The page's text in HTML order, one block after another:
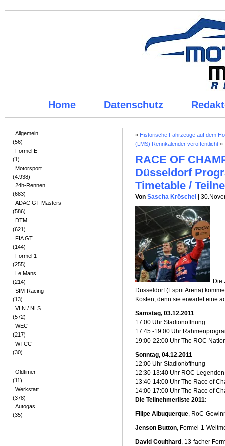
Home Datenschutz
Allgemein
(56)
Formel E
(1)
Motorsport
(4.938)
24h-Rennen
(683)
ADAC GT Masters
(586)
DTM
(621)
FIA GT
(144)
Formel 1
(255)
Le Mans
(214)
SIM-Racing
(13)
VLN / NLS
(572)
WEC
(217)
WTCC
(30)
Oldtimer
(11)
Werkstatt
(378)
Autogas
(35)
« Historische Fahrzeuge auf dem
(LMS) Rennkalender veröffentlicht »
RACE OF
Düsseldorf
Timetable /
Von Sascha Kröschel |
Die
Düsseldorf (Esprit Arena)
Kosten, denn sie erwartet eine
Samstag, 03.12.2011
17:00 Uhr Stadionöffnung
17:45 -19:00 Uhr
19:00-22:00 Uhr The ROC
Sonntag, 04.12.2011
12:00 Uhr Stadionöffnung
12:30-13:40 Uhr ROC
13:40-14:00 Uhr The Race of
14:00-17:00 Uhr The Race of
Die Teilnehmerliste 2011:
Filipe Albuquerque, RoC-
Jenson Button, Formel-1-
David Coulthard , 13-facher